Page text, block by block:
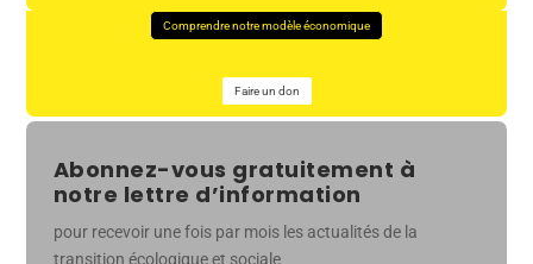
Comprendre notre modèle économique
Faire un don
Abonnez-vous gratuitement à
notre lettre d’information
pour recevoir une fois par mois les actualités de la
transition écologique et sociale